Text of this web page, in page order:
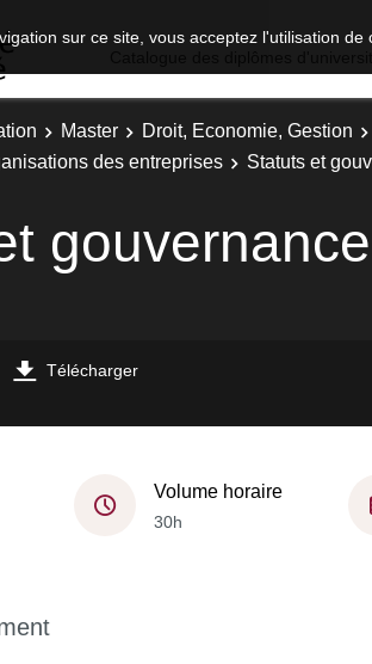
sur ce site, vous acceptez l'utilisation
Master Droit, Economie, Gestion
des entreprises
Statuts et
Télécharger
Volume horaire
30h